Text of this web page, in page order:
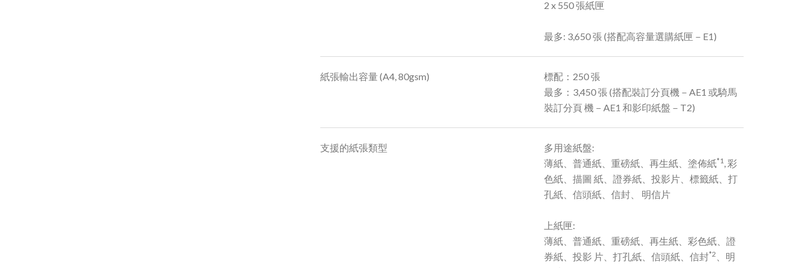
2 x 550 張紙匣
最多: 3,650 張 (搭配高容量選購紙匣－E1)
紙張輸出容量 (A4, 80gsm)
標配：250 張
最多：3,450 張 (搭配裝訂分頁機－AE1 或騎馬
裝訂分頁 機－AE1 和影印紙盤－T2)
支援的紙張類型
多用途紙盤:
薄紙、普通紙、重磅紙、再生紙、塗佈紙*1, 彩
色紙、描圖 紙、證券紙、投影片、標籤紙、打
孔紙、信頭紙、信封、 明信片
上紙匣:
薄紙、普通紙、重磅紙、再生紙、彩色紙、證
券紙、投影 片、打孔紙、信頭紙、信封*2
、明